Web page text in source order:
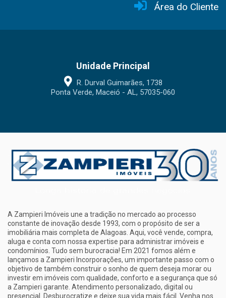
Área do Cliente
Unidade Principal
R. Durval Guimarães, 1738
Ponta Verde, Maceió - AL, 57035-060
A Zampieri Imóveis une a tradição no mercado ao processo
constante de inovação desde 1993, com o propósito de ser a
imobiliária mais completa de Alagoas. Aqui, você vende, compra,
aluga e conta com nossa expertise para administrar imóveis e
condomínios. Tudo sem burocracia! Em 2021 fomos além e
lançamos a Zampieri Incorporações, um importante passo com o
objetivo de também construir o sonho de quem deseja morar ou
investir em imóveis com qualidade, conforto e a segurança que só
a Zampieri garante. Atendimento personalizado, digital ou
presencial. Desburocratize e deixe sua vida mais fácil. Venha nos